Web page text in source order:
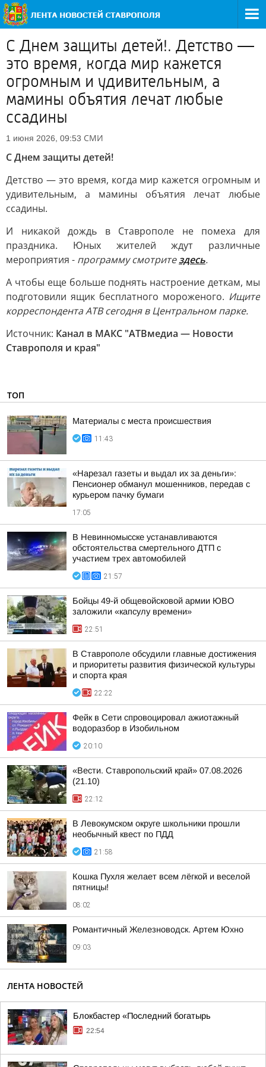
С Днем защиты детей!. Детство —
это время, когда мир кажется
огромным и удивительным, а
мамины объятия лечат любые
ссадины
1 июня 2026, 09:53 СМИ
С Днем защиты детей!
Детство — это время, когда мир кажется огромным и
удивительным, а мамины объятия лечат любые
ссадины.
И никакой дождь в Ставрополе не помеха для
праздника. Юных жителей ждут различные
мероприятия - программу смотритездесь.
А чтобы еще больше поднять настроение деткам, мы
подготовили ящик бесплатного мороженого. Ищите
корреспондента АТВ сегодня в Центральном парке.
Источник: Канал в МАКС "АТВмедиа — Новости
Ставрополя и края"
ТОП
Материалы с места происшествия
11:43
«Нарезал газеты и выдал их за деньги»:
Пенсионер обманул мошенников, передав с
курьером пачку бумаги
17:05
В Невинномысске устанавливаются
обстоятельства смертельного ДТП с
участием трех автомобилей
21:57
Бойцы 49-й общевойсковой армии ЮВО
заложили «капсулу времени»
22:51
В Ставрополе обсудили главные достижения
и приоритеты развития физической культуры
и спорта края
22:22
Фейк в Сети спровоцировал ажиотажный
водоразбор в Изобильном
20:10
«Вести. Ставропольский край» 07.08.2026
(21.10)
22:12
В Левокумском округе школьники прошли
необычный квест по ПДД
21:58
Кошка Пухля желает всем лёгкой и веселой
пятницы!
08:02
Романтичный Железноводск. Артем Юхно
09:03
ЛЕНТА НОВОСТЕЙ
Блокбастер «Последний богатырь
22:54